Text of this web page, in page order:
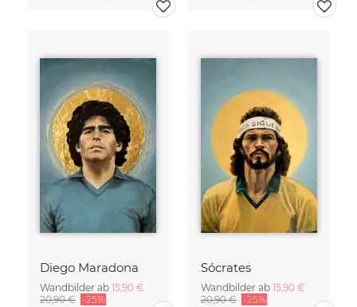
Diego Maradona
Wandbilder ab 15,90 €
20,90 € -25%
Sócrates
Wandbilder ab 15,90 €
20,90 € -25%